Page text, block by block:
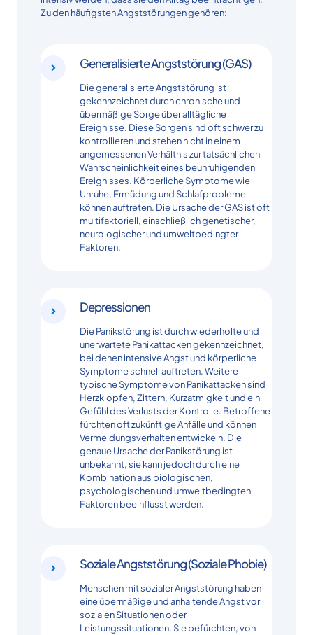
Zu den häufigsten Angststörungen gehören:
Generalisierte Angststörung (GAS)
Die generalisierte Angststörung ist
gekennzeichnet durch chronische und
übermäßige Sorge über alltägliche
Ereignisse. Diese Sorgen sind oft schwer zu
kontrollieren und stehen nicht in einem
angemessenen Verhältnis zur tatsächlichen
Wahrscheinlichkeit eines beunruhigenden
Ereignisses. Körperliche Symptome wie
Unruhe, Ermüdung und Schlafprobleme
können auftreten. Die Ursache der GAS ist oft
multifaktoriell, einschließlich genetischer,
neurologischer und umweltbedingter
Faktoren.
Depressionen
Die Panikstörung ist durch wiederholte und
unerwartete Panikattacken gekennzeichnet,
bei denen intensive Angst und körperliche
Symptome schnell auftreten. Weitere
typische Symptome von Panikattacken sind
Herzklopfen, Zittern, Kurzatmigkeit und ein
Gefühl des Verlusts der Kontrolle. Betroffene
fürchten oft zukünftige Anfälle und können
Vermeidungsverhalten entwickeln. Die
genaue Ursache der Panikstörung ist
unbekannt, sie kann jedoch durch eine
Kombination aus biologischen,
psychologischen und umweltbedingten
Faktoren beeinflusst werden.
Soziale Angststörung (Soziale Phobie)
Menschen mit sozialer Angststörung haben
eine übermäßige und anhaltende Angst vor
sozialen Situationen oder
Leistungssituationen. Sie befürchten, von